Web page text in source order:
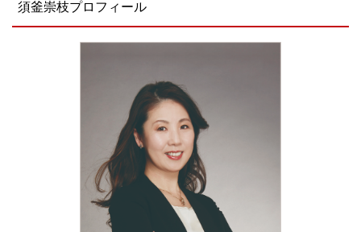
須釜崇枝プロフィール